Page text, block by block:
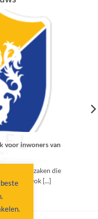
voor inwoners van
over zaken die
Ospel. Ook [...]